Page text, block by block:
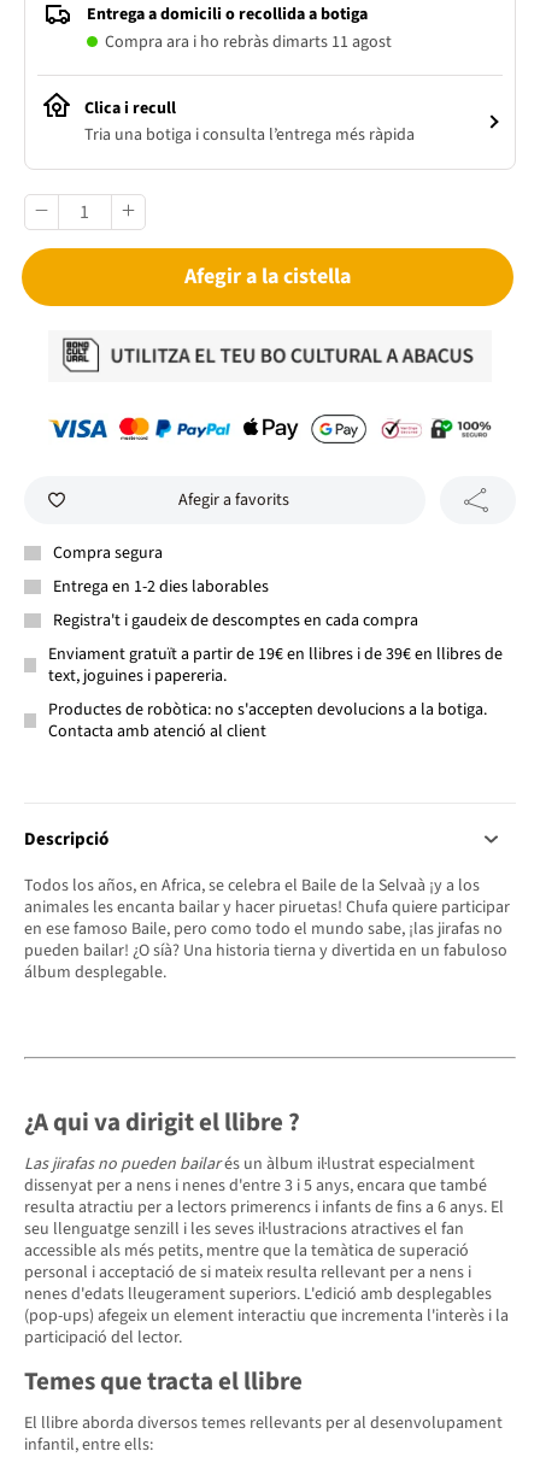
Entrega a domicili o recollida a botiga
Compra ara i ho rebràs dimarts 11 agost
Clica i recull
Tria una botiga i consulta l’entrega més ràpida
Afegir a la cistella
Afegir a favorits
Compra segura
Entrega en 1-2 dies laborables
Registra't i gaudeix de descomptes en cada compra
Enviament gratuït a partir de 19€ en llibres i de 39€ en llibres de
text, joguines i papereria.
Productes de robòtica: no s'accepten devolucions a la botiga.
Contacta amb atenció al client
Descripció
Todos los años, en Africa, se celebra el Baile de la Selvaà ¡y a los
animales les encanta bailar y hacer piruetas! Chufa quiere participar
en ese famoso Baile, pero como todo el mundo sabe, ¡las jirafas no
pueden bailar! ¿O síà? Una historia tierna y divertida en un fabuloso
álbum desplegable.
¿A qui va dirigit el llibre ?
Las jirafas no pueden bailarés un àlbum il·lustrat especialment
dissenyat per a nens i nenes d'entre 3 i 5 anys, encara que també
resulta atractiu per a lectors primerencs i infants de fins a 6 anys. El
seu llenguatge senzill i les seves il·lustracions atractives el fan
accessible als més petits, mentre que la temàtica de superació
personal i acceptació de si mateix resulta rellevant per a nens i
nenes d'edats lleugerament superiors. L'edició amb desplegables
(pop-ups) afegeix un element interactiu que incrementa l'interès i la
participació del lector.
Temes que tracta el llibre
El llibre aborda diversos temes rellevants per al desenvolupament
infantil, entre ells: